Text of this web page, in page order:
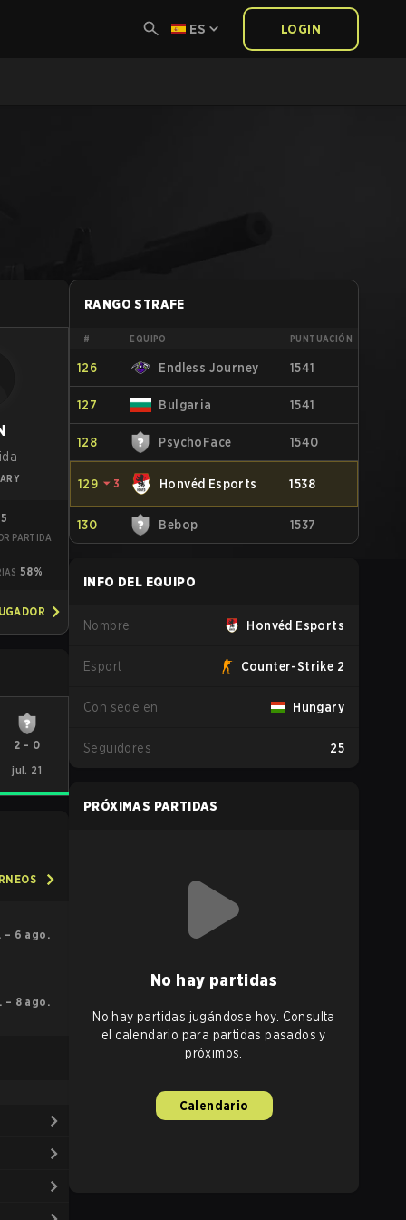
ES LOGIN
PARTIDA
58%
2 - 0
jul. 21
– 6 ago.
– 8 ago.
RANGO STRAFE
# EQUIPO PUNTUACIÓN
126 Endless Journey 1541
127 Bulgaria 1541
128 PsychoFace 1540
129 ⏷ 3 Honvéd Esports 1538
130 Bebop 1537
INFO DEL EQUIPO
Nombre Honvéd Esports
Esport Counter-Strike 2
Con sede en Hungary
Seguidores 25
PRÓXIMAS PARTIDAS
No hay partidas
No hay partidas jugándose hoy. Consulta
el calendario para partidas pasados y
próximos.
Calendario